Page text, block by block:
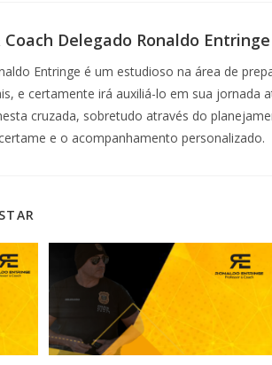
Delegado Ronaldo Entringe
Entringe é um estudioso na área de
e certamente irá auxiliá-lo em sua jornada
cruzada, sobretudo através do
e o acompanhamento personalizado.